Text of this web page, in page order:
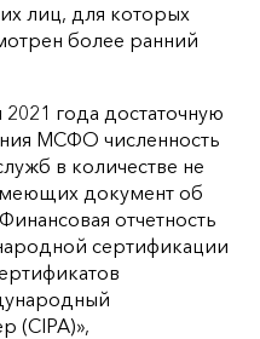
лиц, для которых
более ранний
года достаточную
МСФО численность
в количестве не
документ об
отчетность
сертификации
(CIPA)»,